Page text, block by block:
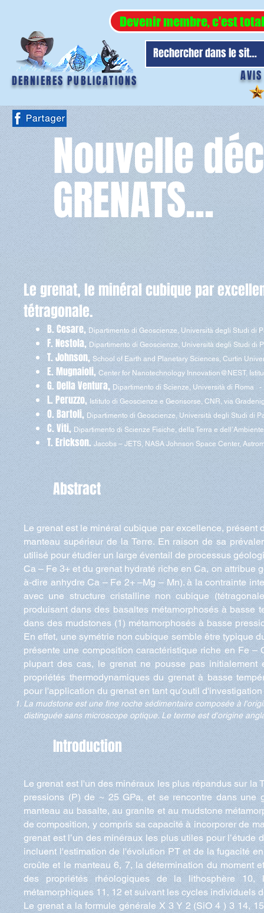
Devenir membre, c'est
DERNIERES PUBLICATIONS
Nouvelle
GRENATS...
Le grenat, le minéral cubique par
tétragonale.
B. Cesare, Dipartimento di Geoscienze, Università degli Studi di
F. Nestola,Dipartimento di Geoscienze, Università degli Studi di
T. Johnson,School of Earth and Planetary Sciences, Curtin
E. Mugnaioli,Center for Nanotechnology Innovation@NEST,
G. Della Ventura, Dipartimento di Scienze, Università di Roma
L. Peruzzo, Istituto di Geoscienze e Georisorse, CNR, via
O. Bartoli, Dipartimento di Geoscienze, Università degli Studi di
C. Viti, Dipartimento di Scienze Fisiche, della Terra e
T. Erickson.Jacobs – JETS, NASA Johnson Space Center,
Abstract
Le grenat est le minéral cubique par excellence,
manteau supérieur de la Terre. En raison de sa
utilisé pour étudier un large éventail de processus
Ca – Fe 3+ et du grenat hydraté riche en Ca, on attribue
à-dire anhydre Ca – Fe 2+ –Mg – Mn). à la contrainte
avec une structure cristalline non cubique
produisant dans des basaltes métamorphosés à basse
dans des mudstones (1) métamorphosés à basse
En effet, une symétrie non cubique semble être typique
présente une composition caractéristique riche en Fe
plupart des cas, le grenat ne pousse pas
propriétés thermodynamiques du grenat à basse
pour l'application du grenat en tant qu'outil
La mudstone est une fine roche sédimentaire composée à
distinguée sans microscope optique. Le terme est d'origine
Introduction
Le grenat est l'un des minéraux les plus répandus sur la
pressions (P) de ~ 25 GPa, et se rencontre dans une
manteau au basalte, au granite et au mudstone
de composition, y compris sa capacité à incorporer de
grenat est l’un des minéraux les plus utiles pour
incluent l'estimation de l'évolution PT et de la fugacité
croûte et le manteau 6, 7, la détermination du moment
des propriétés rhéologiques de la lithosphère 10,
métamorphiques 11, 12 et suivant les cycles individuels
Le grenat a la formule générale X 3 Y 2 (SiO 4 ) 3 14,